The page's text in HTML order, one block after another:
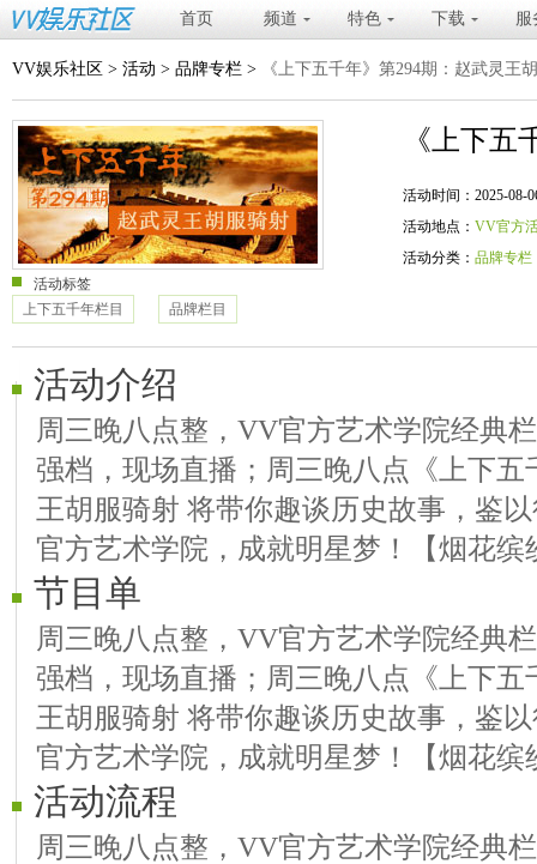
首页 频道 特色 下载 服
VV娱乐社区 > 活动 > 品牌专栏 > 《上下五千年》第294期：赵武灵王
《上下
活动时间：2025-08-
活动地点： VV官方
活动分类： 品牌专栏
活动标签
上下五千年栏目
品牌栏目
活动介绍
周三晚八点整，VV官方艺术学院经典
强档，现场直播；周三晚八点《上下五
王胡服骑射 将带你趣谈历史故事，鉴
官方艺术学院，成就明星梦！【烟花缤
节目单
周三晚八点整，VV官方艺术学院经典
强档，现场直播；周三晚八点《上下五
王胡服骑射 将带你趣谈历史故事，鉴
官方艺术学院，成就明星梦！【烟花缤
活动流程
周三晚八点整，VV官方艺术学院经典